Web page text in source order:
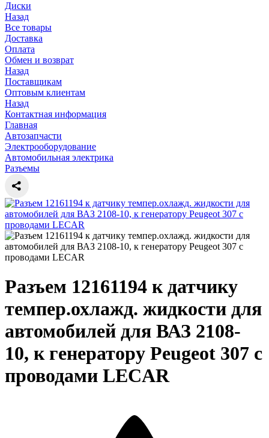
Диски
Назад
Все товары
Доставка
Оплата
Обмен и возврат
Назад
Поставщикам
Оптовым клиентам
Назад
Контактная информация
Главная
Автозапчасти
Электрооборудование
Автомобильная электрика
Разъемы
Разъем 12161194 к датчику
темпер.охлажд. жидкости для
автомобилей для ВАЗ 2108-
10, к генератору Peugeot 307 с
проводами LECAR